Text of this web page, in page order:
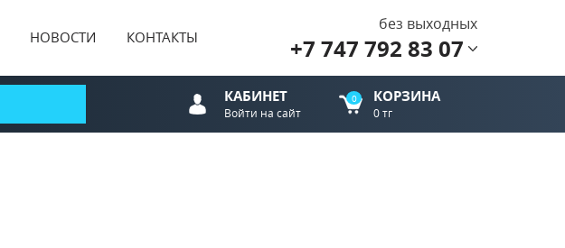
НОВОСТИ КОНТАКТЫ
без выходных
+7 747 792 83 07
КАБИНЕТ
Войти на сайт
КОРЗИНА
0 тг
0